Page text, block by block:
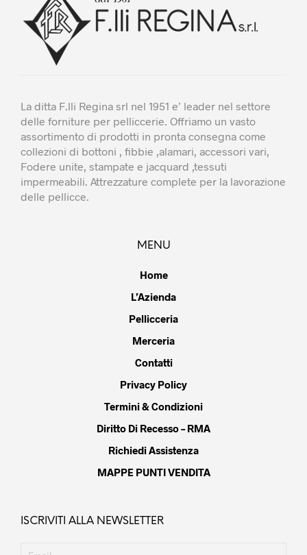
La ditta F.lli Regina srl nel 1951 e’ leader nel settore
delle forniture per pelliccerie. Offriamo un vasto
assortimento di prodotti in pronta consegna come
collezioni di bottoni , fibbie ,alamari, accessori vari,
Fodere unite, stampate e jacquard ,tessuti
impermeabili. Attrezzature complete per la lavorazione
delle pellicce.
MENU
Home
L’Azienda
Pellicceria
Merceria
Contatti
Privacy Policy
Termini & Condizioni
Diritto Di Recesso – RMA
Richiedi Assistenza
MAPPE PUNTI VENDITA
ISCRIVITI ALLA NEWSLETTER